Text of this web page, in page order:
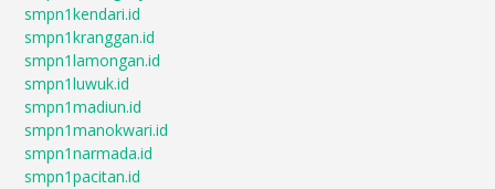
smpn1kendari.id
smpn1kranggan.id
smpn1lamongan.id
smpn1luwuk.id
smpn1madiun.id
smpn1manokwari.id
smpn1narmada.id
smpn1pacitan.id